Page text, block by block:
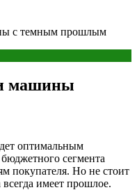
с темным прошлым
машины
оптимальным
сегмента
покупателя. Но не стоит
имеет прошлое.